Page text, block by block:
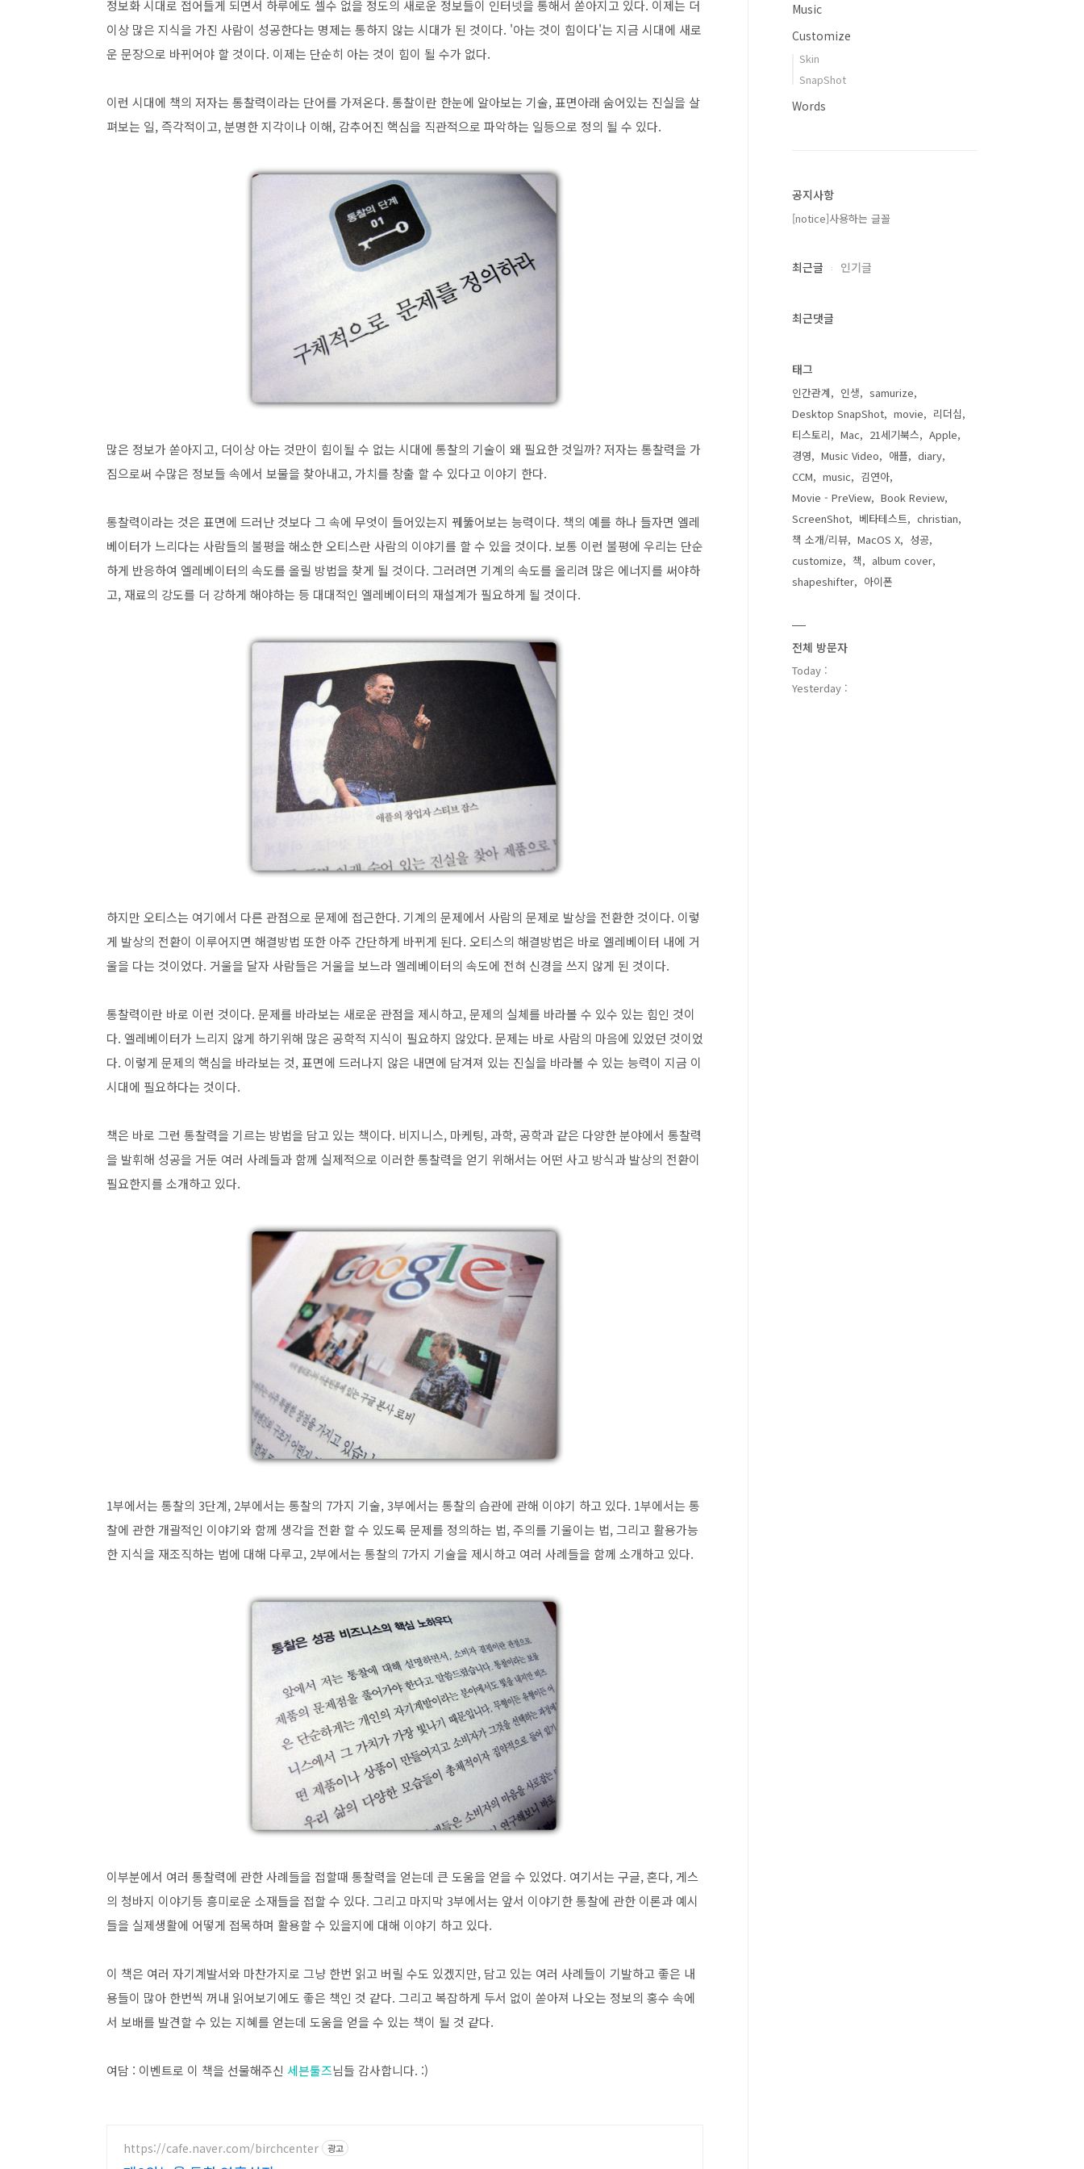
정보화 시대로 접어들게 되면서 하루에도 셀수 없을 정도의 새로운 정보들이 인터넷을 통해서 쏟아지고 있다. 이제는 더
이상 많은 지식을 가진 사람이 성공한다는 명제는 통하지 않는 시대가 된 것이다. '아는 것이 힘이다'는 지금 시대에 새로
운 문장으로 바뀌어야 할 것이다. 이제는 단순히 아는 것이 힘이 될 수가 없다.
이런 시대에 책의 저자는 통찰력이라는 단어를 가져온다. 통찰이란 한눈에 알아보는 기술, 표면아래 숨어있는 진실을 살
펴보는 일, 즉각적이고, 분명한 지각이나 이해, 감추어진 핵심을 직관적으로 파악하는 일등으로 정의 될 수 있다.
많은 정보가 쏟아지고, 더이상 아는 것만이 힘이될 수 없는 시대에 통찰의 기술이 왜 필요한 것일까? 저자는 통찰력을 가
짐으로써 수많은 정보들 속에서 보물을 찾아내고, 가치를 창출 할 수 있다고 이야기 한다.
통찰력이라는 것은 표면에 드러난 것보다 그 속에 무엇이 들어있는지 꿰뚫어보는 능력이다. 책의 예를 하나 들자면 엘레
베이터가 느리다는 사람들의 불평을 해소한 오티스란 사람의 이야기를 할 수 있을 것이다. 보통 이런 불평에 우리는 단순
하게 반응하여 엘레베이터의 속도를 올릴 방법을 찾게 될 것이다. 그러려면 기계의 속도를 올리려 많은 에너지를 써야하
고, 재료의 강도를 더 강하게 해야하는 등 대대적인 엘레베이터의 재설계가 필요하게 될 것이다.
하지만 오티스는 여기에서 다른 관점으로 문제에 접근한다. 기계의 문제에서 사람의 문제로 발상을 전환한 것이다. 이렇
게 발상의 전환이 이루어지면 해결방법 또한 아주 간단하게 바뀌게 된다. 오티스의 해결방법은 바로 엘레베이터 내에 거
울을 다는 것이었다. 거울을 달자 사람들은 거울을 보느라 엘레베이터의 속도에 전혀 신경을 쓰지 않게 된 것이다.
통찰력이란 바로 이런 것이다. 문제를 바라보는 새로운 관점을 제시하고, 문제의 실체를 바라볼 수 있수 있는 힘인 것이
다. 엘레베이터가 느리지 않게 하기위해 많은 공학적 지식이 필요하지 않았다. 문제는 바로 사람의 마음에 있었던 것이었
다. 이렇게 문제의 핵심을 바라보는 것, 표면에 드러나지 않은 내면에 담겨져 있는 진실을 바라볼 수 있는 능력이 지금 이
시대에 필요하다는 것이다.
책은 바로 그런 통찰력을 기르는 방법을 담고 있는 책이다. 비지니스, 마케팅, 과학, 공학과 같은 다양한 분야에서 통찰력
을 발휘해 성공을 거둔 여러 사례들과 함께 실제적으로 이러한 통찰력을 얻기 위해서는 어떤 사고 방식과 발상의 전환이
필요한지를 소개하고 있다.
1부에서는 통찰의 3단계, 2부에서는 통찰의 7가지 기술, 3부에서는 통찰의 습관에 관해 이야기 하고 있다. 1부에서는 통
찰에 관한 개괄적인 이야기와 함께 생각을 전환 할 수 있도록 문제를 정의하는 법, 주의를 기울이는 법, 그리고 활용가능
한 지식을 재조직하는 법에 대해 다루고, 2부에서는 통찰의 7가지 기술을 제시하고 여러 사례들을 함께 소개하고 있다.
이부분에서 여러 통찰력에 관한 사례들을 접할때 통찰력을 얻는데 큰 도움을 얻을 수 있었다. 여기서는 구글, 혼다, 게스
의 청바지 이야기등 흥미로운 소재들을 접할 수 있다. 그리고 마지막 3부에서는 앞서 이야기한 통찰에 관한 이론과 예시
들을 실제생활에 어떻게 접목하며 활용할 수 있을지에 대해 이야기 하고 있다.
이 책은 여러 자기계발서와 마찬가지로 그냥 한번 읽고 버릴 수도 있겠지만, 담고 있는 여러 사례들이 기발하고 좋은 내
용들이 많아 한번씩 꺼내 읽어보기에도 좋은 책인 것 같다. 그리고 복잡하게 두서 없이 쏟아져 나오는 정보의 홍수 속에
서 보배를 발견할 수 있는 지혜를 얻는데 도움을 얻을 수 있는 책이 될 것 같다.
여담 : 이벤트로 이 책을 선물해주신 세븐툴즈님들 감사합니다. :)
https://cafe.naver.com/birchcenter 광고
Music
Customize
Skin
SnapShot
Words
공지사항
[notice]사용하는 글꼴
최근글 인기글
최근댓글
태그
인간관계 인생
samurize
Desktop SnapShot
movie
리더십
티스토리
Mac 21세기북스
Apple
경영
Music Video 애플
diary
CCM
music
김연아
Movie - PreView
Book Review
ScreenShot
베타테스트
christian
책 소개/리뷰
MacOS X
성공
customize
책
album cover
shapeshifter
아이폰
전체 방문자
Today :
Yesterday :